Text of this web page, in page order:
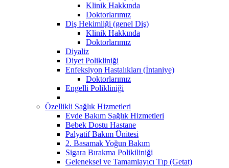
Klinik Hakkında
Doktorlarımız
Diş Hekimliği (genel Diş)
Klinik Hakkında
Doktorlarımız
Diyaliz
Diyet Polikliniği
Enfeksiyon Hastalıkları (İntaniye)
Doktorlarımız
Engelli Polikliniği
Özellikli Sağlık Hizmetleri
Evde Bakım Sağlık Hizmetleri
Bebek Dostu Hastane
Palyatif Bakım Ünitesi
2. Basamak Yoğun Bakım
Sigara Bırakma Polikiliniği
Geleneksel ve Tamamlayıcı Tıp (Getat)